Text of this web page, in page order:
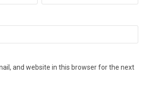
and website in this browser for the next